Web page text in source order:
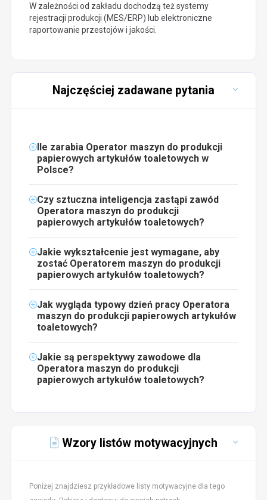
W zależności od zakładu dochodzą też systemy
rejestracji produkcji (MES/ERP) lub elektroniczne
raportowanie przestojów i jakości.
Najczęściej zadawane pytania
Ile zarabia Operator maszyn do produkcji
papierowych artykułów toaletowych w
Polsce?
Czy sztuczna inteligencja zastąpi zawód
Operatora maszyn do produkcji
papierowych artykułów toaletowych?
Jakie wykształcenie jest wymagane, aby
zostać Operatorem maszyn do produkcji
papierowych artykułów toaletowych?
Jak wygląda typowy dzień pracy Operatora
maszyn do produkcji papierowych artykułów
toaletowych?
Jakie są perspektywy zawodowe dla
Operatora maszyn do produkcji
papierowych artykułów toaletowych?
Wzory listów motywacyjnych
Poniżej znajdziesz przykładowe listy motywacyjne dla tego